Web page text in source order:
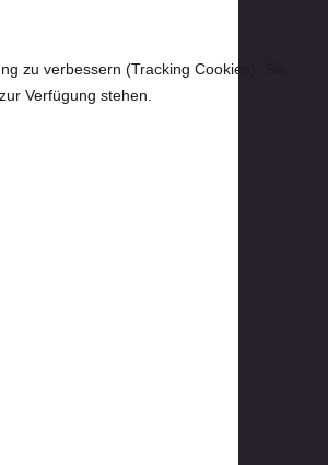
zu verbessern (Tracking Cookies). Sie
Verfügung stehen.